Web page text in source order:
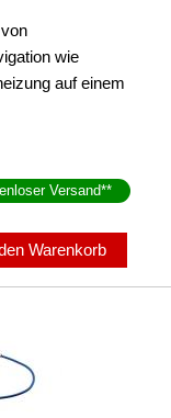
wie
auf einem
Versand**
Warenkorb